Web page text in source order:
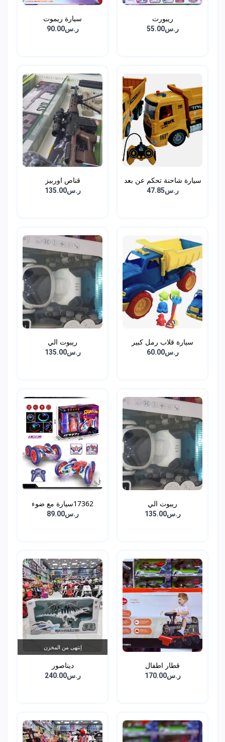
ريبورت
ر.س55.00
سيارة ريموت
ر.س90.00
سيارة شاحنة تحكم عن بعد
ر.س47.85
قناص اوربيز
ر.س135.00
سيارة قلاب رمل كبير
ر.س60.00
ريبوت الي
ر.س135.00
ريبوت الي
ر.س135.00
17362سيارة مع ضوء
ر.س89.00
قطار اطفال
ر.س170.00
إنتهى من المخزن
ديناصور
ر.س240.00